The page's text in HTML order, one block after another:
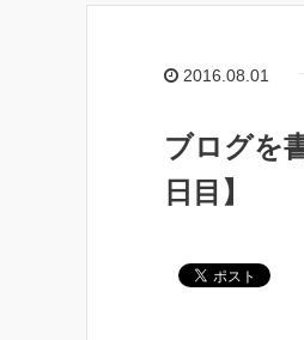
2016.08.01
ブログを
日目】